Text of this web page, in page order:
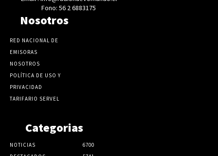
Fono: 56 2 6883175
Nosotros
RED NACIONAL DE
EMISORAS
NOSOTROS
POLÍTICA DE USO Y
PRIVACIDAD
TARIFARIO SERVEL
Categorias
NOTICIAS
6700